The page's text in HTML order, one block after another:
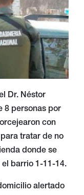
Dr. Néstor
8 personas por
con
tratar de no
donde se
barrio 1-11-14.
alertado